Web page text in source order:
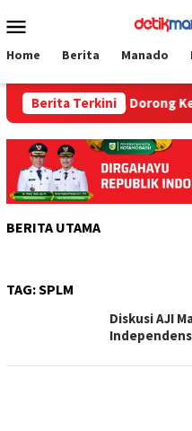
ke
Mobile
Home Berita Manado
Berita Terkini
Jaga Desa, Dorong
BERITA UTAMA
TAG:SPLM
Diskusi AJI